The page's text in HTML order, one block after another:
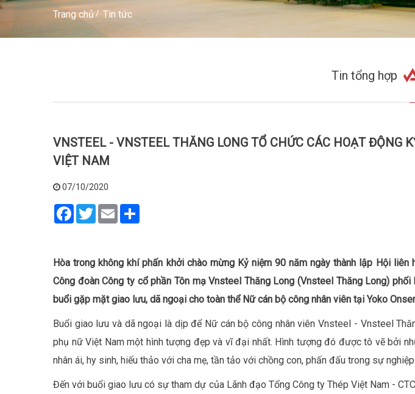
Trang chủ Tin tức
Tin tổng hợp
VNSTEEL - VNSTEEL THĂNG LONG TỔ CHỨC CÁC HOẠT
VIỆT NAM
07/10/2020
Facebook
TwitterEmail
Hòa trong không khí phấn khởi chào mừng Kỷ niệm 90 năm ngày thành lập Hội
Công đoàn Công ty cổ phần Tôn mạ Vnsteel Thăng Long (Vnsteel Thăng Long)
buổi gặp mặt giao lưu, dã ngoại cho toàn thể Nữ cán bộ công nhân viên tại Yoko
Buổi giao lưu và dã ngoại là dịp để Nữ cán bộ công nhân viên Vnsteel - Vnsteel
phụ nữ Việt Nam một hình tượng đẹp và vĩ đại nhất. Hình tượng đó được tô vẽ bởi
nhân ái, hy sinh, hiếu thảo với cha mẹ, tần tảo với chồng con, phấn đấu trong sự nghiệp.
Đến với buổi giao lưu có sự tham dự của Lãnh đạo Tổng Công ty Thép Việt Nam -